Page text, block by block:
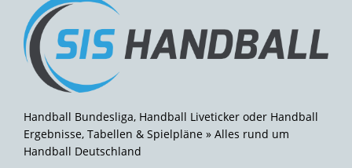
Handball Bundesliga, Handball Liveticker oder Handball
Ergebnisse, Tabellen & Spielpläne » Alles rund um
Handball Deutschland